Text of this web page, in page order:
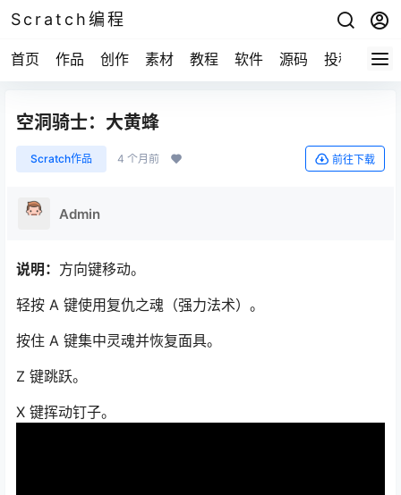
Scratch编程
首页 作品 创作 素材 教程 软件 源码 投稿 关于
空洞骑士：大黄蜂
Scratch作品 4 个月前 前往下载
Admin
说明： 方向键移动。
轻按 A 键使用复仇之魂（强力法术）。
按住 A 键集中灵魂并恢复面具。
Z 键跳跃。
X 键挥动钉子。